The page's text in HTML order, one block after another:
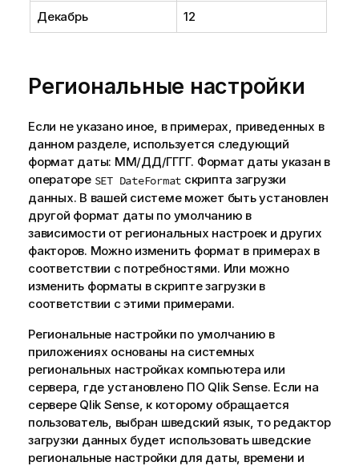
Декабрь 12
Региональные настройки
Если не указано иное, в примерах, приведенных в
данном разделе, используется следующий
формат даты: ММ/ДД/ГГГГ. Формат даты указан в
операторе SET DateFormat скрипта загрузки
данных. В вашей системе может быть установлен
другой формат даты по умолчанию в
зависимости от региональных настроек и других
факторов. Можно изменить формат в примерах в
соответствии с потребностями. Или можно
изменить форматы в скрипте загрузки в
соответствии с этими примерами.
Региональные настройки по умолчанию в
приложениях основаны на системных
региональных настройках компьютера или
сервера, где установлено ПО Qlik Sense. Если на
сервере Qlik Sense, к которому обращается
пользователь, выбран шведский язык, то редактор
загрузки данных будет использовать шведские
региональные настройки для даты, времени и